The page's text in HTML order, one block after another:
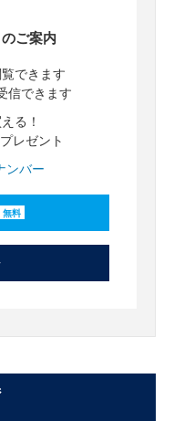
のご案内
できます
信できます
る！
レゼント
ンバー
無料